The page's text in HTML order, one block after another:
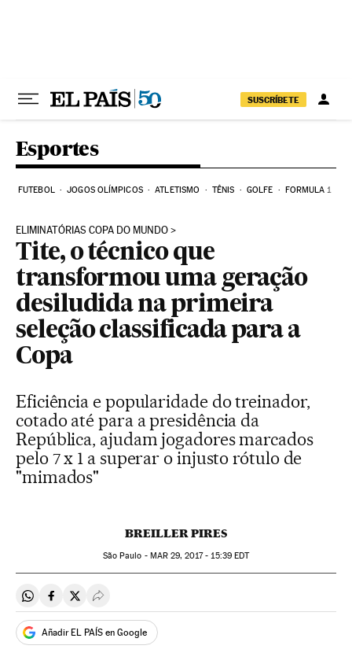
SUSCRÍBETE
Esportes
FUTEBOL JOGOS OLÍMPICOS ATLETISMO TÊNIS GOLFE FORMULA 1
ELIMINATÓRIAS COPA DO MUNDO
Tite, o técnico que
transformou uma geração
desiludida na primeira
seleção classificada para a
Copa
Eficiência e popularidade do treinador,
cotado até para a presidência da
República, ajudam jogadores marcados
pelo 7 x 1 a superar o injusto rótulo de
"mimados"
BREILLER PIRES
São Paulo - MAR 29, 2017 - 15:39EDT
Compartir en Whatsapp
Compartir en Facebook
Compartir en Twitter
Desplegar Redes Sociales
Añadir EL PAÍS en Google